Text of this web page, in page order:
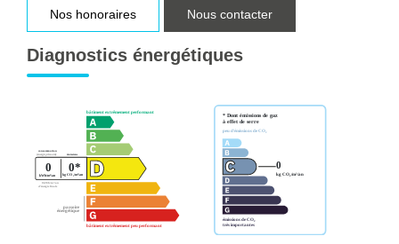
Nos honoraires Nous contacter
Diagnostics énergétiques